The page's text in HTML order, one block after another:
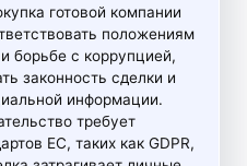
готовой компании
положениям
борьбе с коррупцией,
законность сделки и
информации.
требует
ЕС, таких как GDPR,